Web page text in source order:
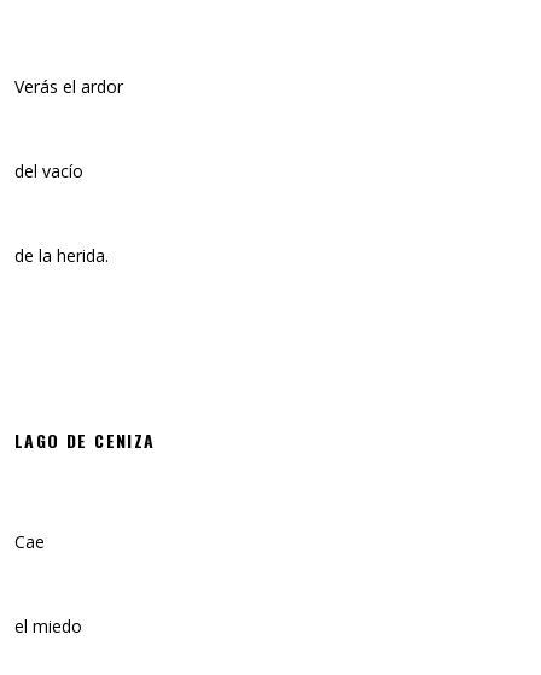
Verás el ardor
del vacío
de la herida.
LAGO DE CENIZA
Cae
el miedo